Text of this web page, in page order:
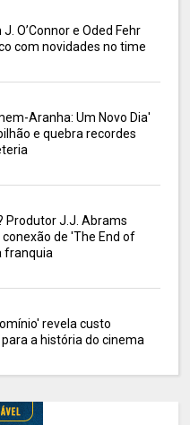
O’Connor e Oded Fehr
com novidades no time
Aranha: Um Novo Dia'
e quebra recordes
Produtor J.J. Abrams
de 'The End of
franquia
revela custo
a história do cinema